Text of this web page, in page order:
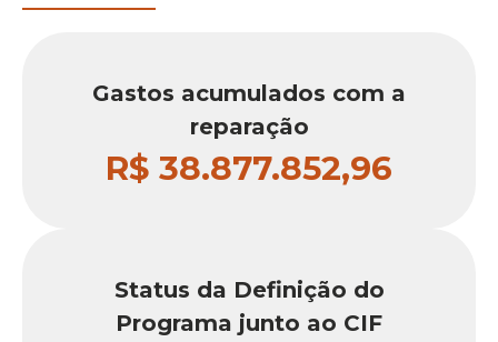
Gastos acumulados com a
reparação
R$ 38.877.852,96
Status da Definição do
Programa junto ao CIF